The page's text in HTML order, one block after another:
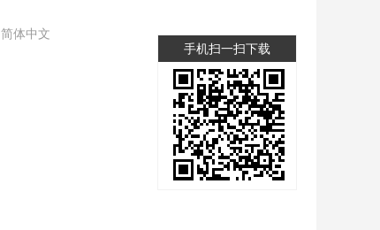
简体中文
手机扫一扫下载